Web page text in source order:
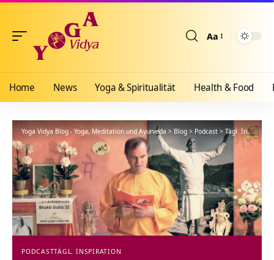
Aa
Home News Yoga & Spiritualität Health & Food
Yoga Vidya Blog - Yoga, Meditation und Ayurveda>Blog > Podcast >Tägl. Inspiration
PODCASTTÄGL. INSPIRATION